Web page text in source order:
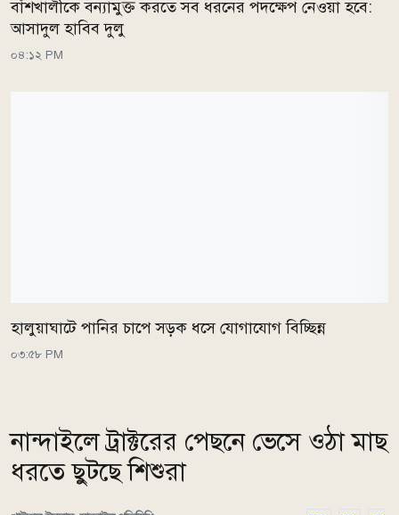
বাঁশখালীকে বন্যামুক্ত করতে সব ধরনের পদক্ষেপ নেওয়া হবে:
আসাদুল হাবিব দুলু
০৪:১২ PM
হালুয়াঘাটে পানির চাপে সড়ক ধসে যোগাযোগ বিচ্ছিন্ন
০৩:৫৮ PM
নান্দাইলে ট্রাক্টরের পেছনে ভেসে ওঠা মাছ
ধরতে ছুটছে শিশুরা